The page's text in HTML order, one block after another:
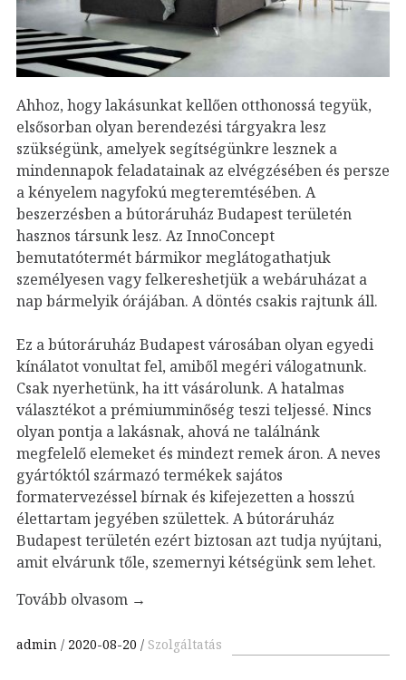
Ahhoz, hogy lakásunkat kellően otthonossá tegyük,
elsősorban olyan berendezési tárgyakra lesz
szükségünk, amelyek segítségünkre lesznek a
mindennapok feladatainak az elvégzésében és persze
a kényelem nagyfokú megteremtésében. A
beszerzésben a bútoráruház Budapest területén
hasznos társunk lesz. Az InnoConcept
bemutatótermét bármikor meglátogathatjuk
személyesen vagy felkereshetjük a webáruházat a
nap bármelyik órájában. A döntés csakis rajtunk áll.
Ez a bútoráruház Budapest városában olyan egyedi
kínálatot vonultat fel, amiből megéri válogatnunk.
Csak nyerhetünk, ha itt vásárolunk. A hatalmas
választékot a prémiumminőség teszi teljessé. Nincs
olyan pontja a lakásnak, ahová ne találnánk
megfelelő elemeket és mindezt remek áron. A neves
gyártóktól származó termékek sajátos
formatervezéssel bírnak és kifejezetten a hosszú
élettartam jegyében születtek. A bútoráruház
Budapest területén ezért biztosan azt tudja nyújtani,
amit elvárunk tőle, szemernyi kétségünk sem lehet.
Tovább olvasom →
admin 2020-08-20 Szolgáltatás